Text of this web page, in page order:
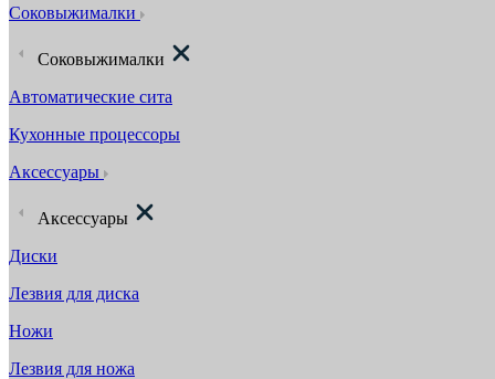
Соковыжималки
Соковыжималки
Автоматические сита
Кухонные процессоры
Аксессуары
Аксессуары
Диски
Лезвия для диска
Ножи
Лезвия для ножа